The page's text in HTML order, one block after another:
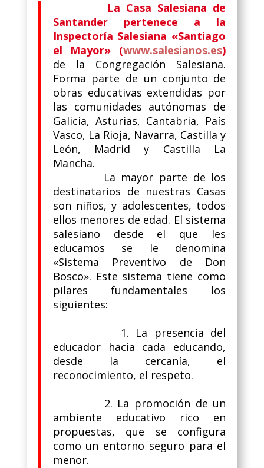
La Casa Salesiana de
Santander pertenece a la
Inspectoría Salesiana «Santiago
el Mayor» (www.salesianos.es)
de la Congregación Salesiana.
Forma parte de un conjunto de
obras educativas extendidas por
las comunidades autónomas de
Galicia, Asturias, Cantabria, País
Vasco, La Rioja, Navarra, Castilla y
León, Madrid y Castilla La
Mancha.
La mayor parte de los
destinatarios de nuestras Casas
son niños, y adolescentes, todos
ellos menores de edad. El sistema
salesiano desde el que les
educamos se le denomina
«Sistema Preventivo de Don
Bosco». Este sistema tiene como
pilares fundamentales los
siguientes:
1. La presencia del
educador hacia cada educando,
desde la cercanía, el
reconocimiento, el respeto.
2. La promoción de un
ambiente educativo rico en
propuestas, que se configura
como un entorno seguro para el
menor.